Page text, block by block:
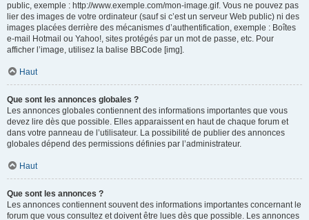
public, exemple : http://www.exemple.com/mon-image.gif. Vous ne pouvez pas
lier des images de votre ordinateur (sauf si c’est un serveur Web public) ni des
images placées derrière des mécanismes d’authentification, exemple : Boîtes
e-mail Hotmail ou Yahoo!, sites protégés par un mot de passe, etc. Pour
afficher l’image, utilisez la balise BBCode [img].
Haut
Que sont les annonces globales ?
Les annonces globales contiennent des informations importantes que vous
devez lire dès que possible. Elles apparaissent en haut de chaque forum et
dans votre panneau de l’utilisateur. La possibilité de publier des annonces
globales dépend des permissions définies par l’administrateur.
Haut
Que sont les annonces ?
Les annonces contiennent souvent des informations importantes concernant le
forum que vous consultez et doivent être lues dès que possible. Les annonces